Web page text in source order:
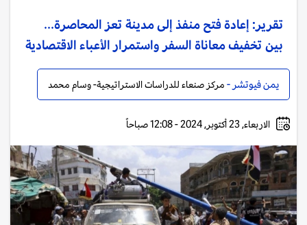
تقرير: إعادة فتح منفذ إلى مدينة تعز المحاصرة...
بين تخفيف معاناة السفر واستمرار الأعباء الاقتصادية
يمن فيوتشر - مركز صنعاء للدراسات الاستراتيجية- وسام محمد
الاربعاء, 23 أكتوبر, 2024 - 12:08 صباحاً